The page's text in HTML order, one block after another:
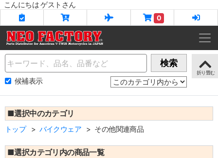
こんにちは ゲストさん
0
Name 検索
候補表示
■選択中のカテゴリ
トップ バイクウェア その他関連商品
■選択カテゴリ内の商品一覧